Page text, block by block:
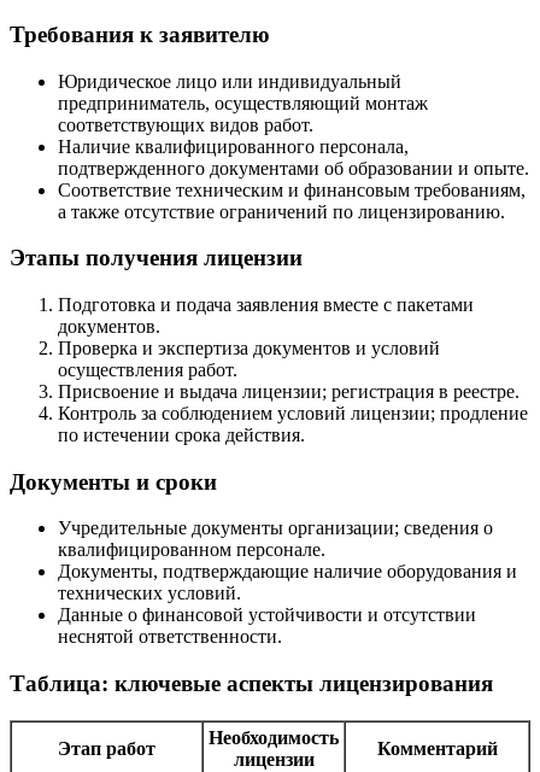
Требования к заявителю
Юридическое лицо или индивидуальный
предприниматель, осуществляющий монтаж
соответствующих видов работ.
Наличие квалифицированного персонала,
подтвержденного документами об образовании и опыте.
Соответствие техническим и финансовым требованиям,
а также отсутствие ограничений по лицензированию.
Этапы получения лицензии
Подготовка и подача заявления вместе с пакетами
документов.
Проверка и экспертиза документов и условий
осуществления работ.
Присвоение и выдача лицензии; регистрация в реестре.
Контроль за соблюдением условий лицензии; продление
по истечении срока действия.
Документы и сроки
Учредительные документы организации; сведения о
квалифицированном персонале.
Документы, подтверждающие наличие оборудования и
технических условий.
Данные о финансовой устойчивости и отсутствии
неснятой ответственности.
Таблица: ключевые аспекты лицензирования
Этап работ
Необходимость
лицензии
Комментарий